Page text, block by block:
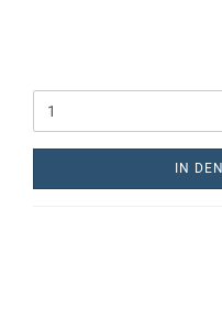
IN